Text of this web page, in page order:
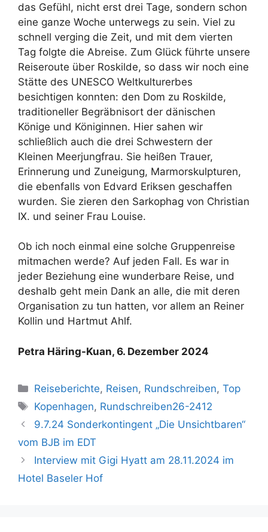
das Gefühl, nicht erst drei Tage, sondern schon
eine ganze Woche unterwegs zu sein. Viel zu
schnell verging die Zeit, und mit dem vierten
Tag folgte die Abreise. Zum Glück führte unsere
Reiseroute über Roskilde, so dass wir noch eine
Stätte des UNESCO Weltkulturerbes
besichtigen konnten: den Dom zu Roskilde,
traditioneller Begräbnisort der dänischen
Könige und Königinnen. Hier sahen wir
schließlich auch die drei Schwestern der
Kleinen Meerjungfrau. Sie heißen Trauer,
Erinnerung und Zuneigung, Marmorskulpturen,
die ebenfalls von Edvard Eriksen geschaffen
wurden. Sie zieren den Sarkophag von Christian
IX. und seiner Frau Louise.
Ob ich noch einmal eine solche Gruppenreise
mitmachen werde? Auf jeden Fall. Es war in
jeder Beziehung eine wunderbare Reise, und
deshalb geht mein Dank an alle, die mit deren
Organisation zu tun hatten, vor allem an Reiner
Kollin und Hartmut Ahlf.
Petra Häring-Kuan, 6. Dezember 2024
Kategorien
Reiseberichte, Reisen, Rundschreiben,Top
Schlagwörter
Kopenhagen, Rundschreiben26-2412
9.7.24 Sonderkontingent „Die Unsichtbaren“
vom BJB im EDT
Interview mit Gigi Hyatt am 28.11.2024 im
Hotel Baseler Hof